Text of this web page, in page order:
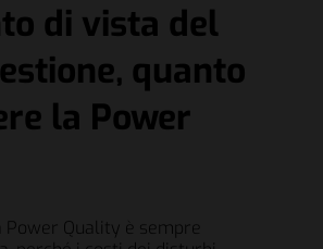
di vista del
quanto
la Power
Power Quality è sempre